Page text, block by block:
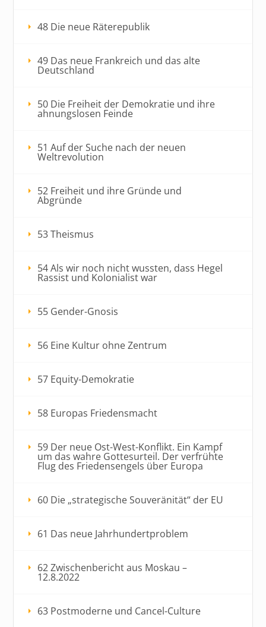
48 Die neue Räterepublik
49 Das neue Frankreich und das alte
Deutschland
50 Die Freiheit der Demokratie und ihre
ahnungslosen Feinde
51 Auf der Suche nach der neuen
Weltrevolution
52 Freiheit und ihre Gründe und
Abgründe
53 Theismus
54 Als wir noch nicht wussten, dass Hegel
Rassist und Kolonialist war
55 Gender-Gnosis
56 Eine Kultur ohne Zentrum
57 Equity-Demokratie
58 Europas Friedensmacht
59 Der neue Ost-West-Konflikt. Ein Kampf
um das wahre Gottesurteil. Der verfrühte
Flug des Friedensengels über Europa
60 Die „strategische Souveränität“ der EU
61 Das neue Jahrhundertproblem
62 Zwischenbericht aus Moskau –
12.8.2022
63 Postmoderne und Cancel-Culture